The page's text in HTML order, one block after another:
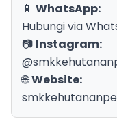
📱 WhatsApp:
Hubungi via
📷 Instagram:
🌐Website: